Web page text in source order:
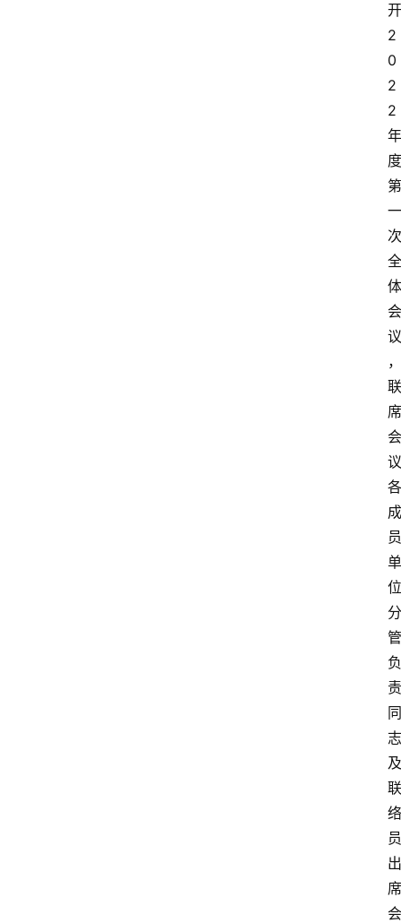
开
2
0
2
2
年
度
第
一
次
全
体
会
议
，
联
席
会
议
各
成
员
单
位
分
管
负
责
同
志
及
联
络
员
出
席
会